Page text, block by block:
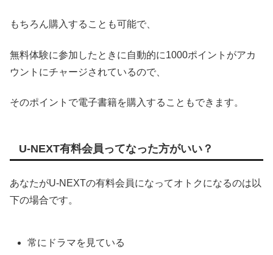
もちろん購入することも可能で、
無料体験に参加したときに自動的に1000ポイントがアカ
ウントにチャージされているので、
そのポイントで電子書籍を購入することもできます。
U-NEXT有料会員ってなった方がいい？
あなたがU-NEXTの有料会員になってオトクになるのは以
下の場合です。
常にドラマを見ている